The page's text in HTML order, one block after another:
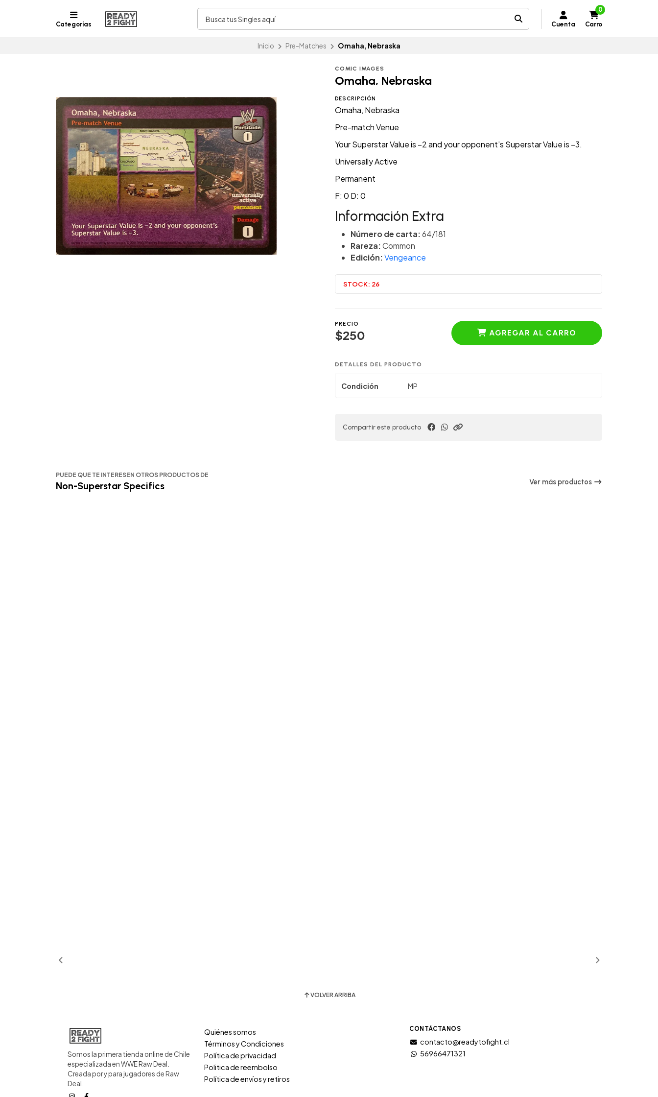
Categorías Cuenta
0
Carro
Inicio Pre-Matches Omaha, Nebraska
COMIC IMAGES
Omaha, Nebraska
DESCRIPCIÓN
Omaha, Nebraska
Pre-match Venue
Your Superstar Value is –2 and your opponent’s Superstar Value is –3.
Universally Active
Permanent
F: 0 D: 0
Información Extra
Número de carta:64/181
Rareza:Common
Edición:Vengeance
STOCK: 26
PRECIO
$250 AGREGAR AL CARRO
DETALLES DEL PRODUCTO
Condición MP
Compartir este producto
PUEDE QUE TE INTERESEN OTROS PRODUCTOS DE
Non-Superstar Specifics Ver más productos
VOLVER ARRIBA
Somos la primera tienda online de Chile
especializada en WWE Raw Deal.
Creada por y para jugadores de Raw
Deal.
Quiénes somos
Términos y Condiciones
Política de privacidad
Politica de reembolso
Política de envíos y retiros
CONTÁCTANOS
contacto@readytofight.cl
56966471321